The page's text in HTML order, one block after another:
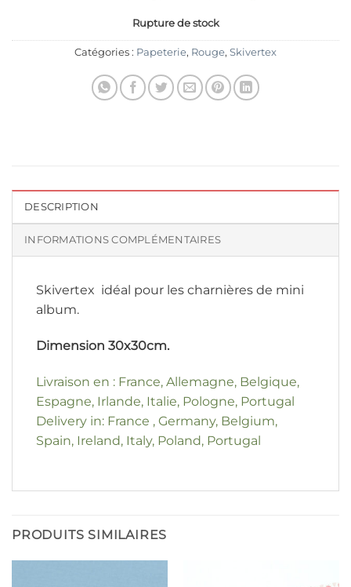
Rupture de stock
Catégories : Papeterie, Rouge, Skivertex
DESCRIPTION
INFORMATIONS COMPLÉMENTAIRES
Skivertex idéal pour les charnières de mini
album.
Dimension 30x30cm.
Livraison en : France, Allemagne, Belgique,
Espagne, Irlande, Italie, Pologne, Portugal
Delivery in: France , Germany, Belgium,
Spain, Ireland, Italy, Poland, Portugal
PRODUITS SIMILAIRES